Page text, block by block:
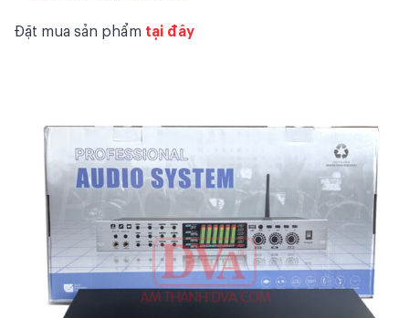
Đặt mua sản phẩm tại đây